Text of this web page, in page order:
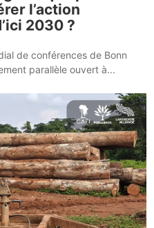
l’action
2030 ?
de conférences de Bonn
parallèle ouvert à...